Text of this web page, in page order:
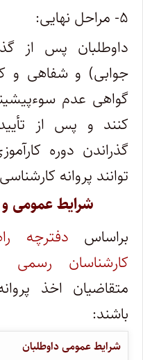
۵- مراحل نهایی:
داوطلبان پس از
جوابی) و شفاهی و
گواهی عدم
کنند و پس از
گذراندن دوره
توانند پروانه
شرایط عمومی
براساس دفترچه
کارشناسان رسمی
متقاضیان اخذ
باشند:
شرایط عمومی داوطلبان